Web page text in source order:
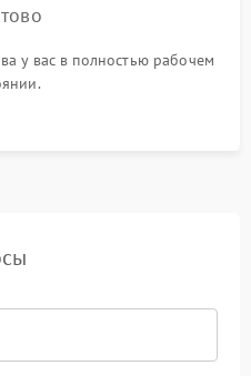
у вас в полностью рабочем